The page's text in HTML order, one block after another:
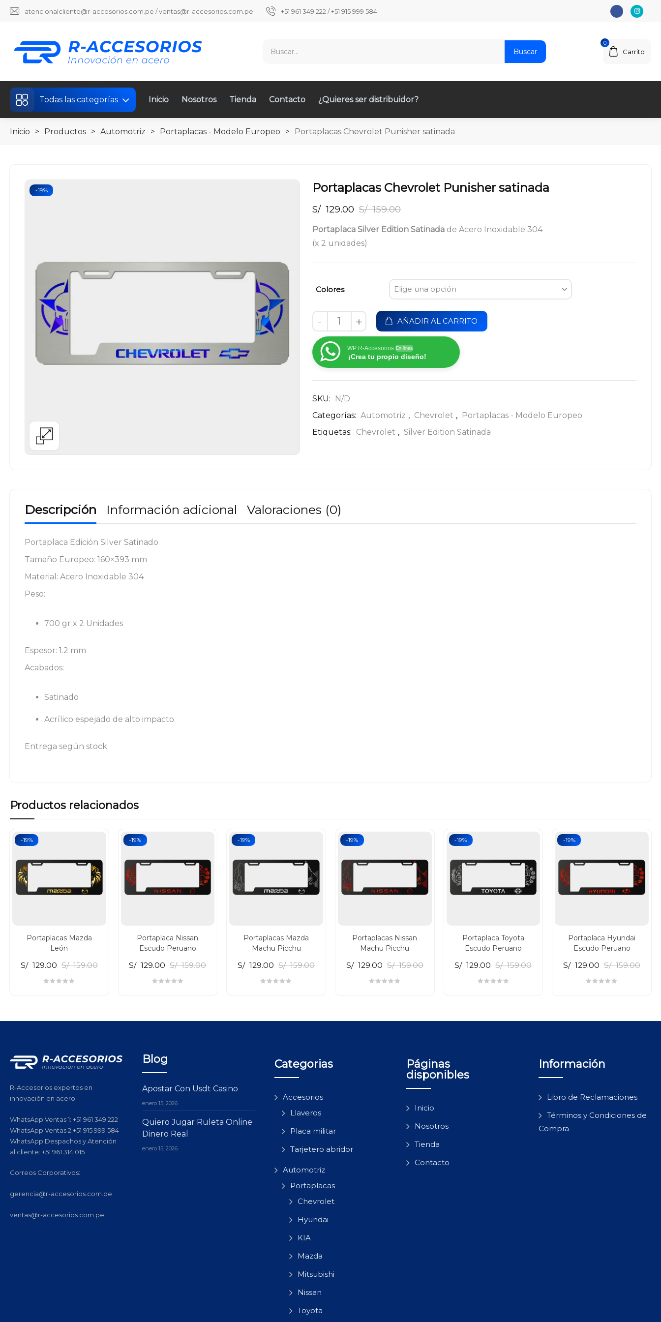
atencionalcliente@r-accesorios.com.pe / ventas@r-accesorios.com.pe +51 961 349 222 / +51 915 999 584
Buscar
0
Carrito
Todas las categorías Inicio Nosotros Tienda Contacto ¿Quieres ser distribuidor?
Inicio > Productos > Automotriz > Portaplacas - Modelo Europeo > Portaplacas Chevrolet Punisher satinada
-19% Portaplacas Chevrolet Punisher satinada
S/ 159.00
S/ 129.00
Portaplaca Silver Edition Satinadade Acero Inoxidable 304
(x 2 unidades)
Colores
- + AÑADIR AL CARRITO
WP R-Accesorios En línea
¡Crea tu propio diseño!
SKU:
N/D
Categorías: Automotriz , Chevrolet , Portaplacas - Modelo Europeo
Etiquetas: Chevrolet , Silver Edition Satinada
Descripción Información adicional Valoraciones (0)
Portaplaca Edición Silver Satinado
Tamaño Europeo: 160×393 mm
Material: Acero Inoxidable 304
Peso:
700 gr x 2 Unidades
Espesor: 1.2 mm
Acabados:
Satinado
Acrílico espejado de alto impacto.
Entrega según stock
Productos relacionados
Portaplacas Mazda
León
S/ 159.00
S/ 129.00
-19%
Portaplaca Nissan
Escudo Peruano
S/ 159.00
S/ 129.00
-19%
Portaplacas Mazda
Machu Picchu
S/ 159.00
S/ 129.00
-19%
Portaplacas Nissan
Machu Picchu
S/ 159.00
S/ 129.00
-19%
Portaplaca Toyota
Escudo Peruano
S/ 159.00
S/ 129.00
-19%
Portaplaca Hyundai
Escudo Peruano
S/ 159.00
S/ 129.00
-19%
R-Accesorios expertos en
innovación en acero.
WhatsApp Ventas 1: +51 961 349 222
WhatsApp Ventas 2:+51 915 999 584
WhatsApp Despachos y Atención
al cliente: +51 961 314 015
Correos Corporativos:
gerencia@r-accesorios.com.pe
ventas@r-accesorios.com.pe
Blog
Apostar Con Usdt Casino
enero 15, 2026
Quiero Jugar Ruleta Online
Dinero Real
enero 15, 2026
Categorias
Accesorios
Llaveros
Placa militar
Tarjetero abridor
Automotriz
Portaplacas
Chevrolet
Hyundai
KIA
Mazda
Mitsubishi
Nissan
Toyota
Páginas
disponibles
Inicio
Nosotros
Tienda
Contacto
Información
Libro de Reclamaciones
Términos y Condiciones de
Compra